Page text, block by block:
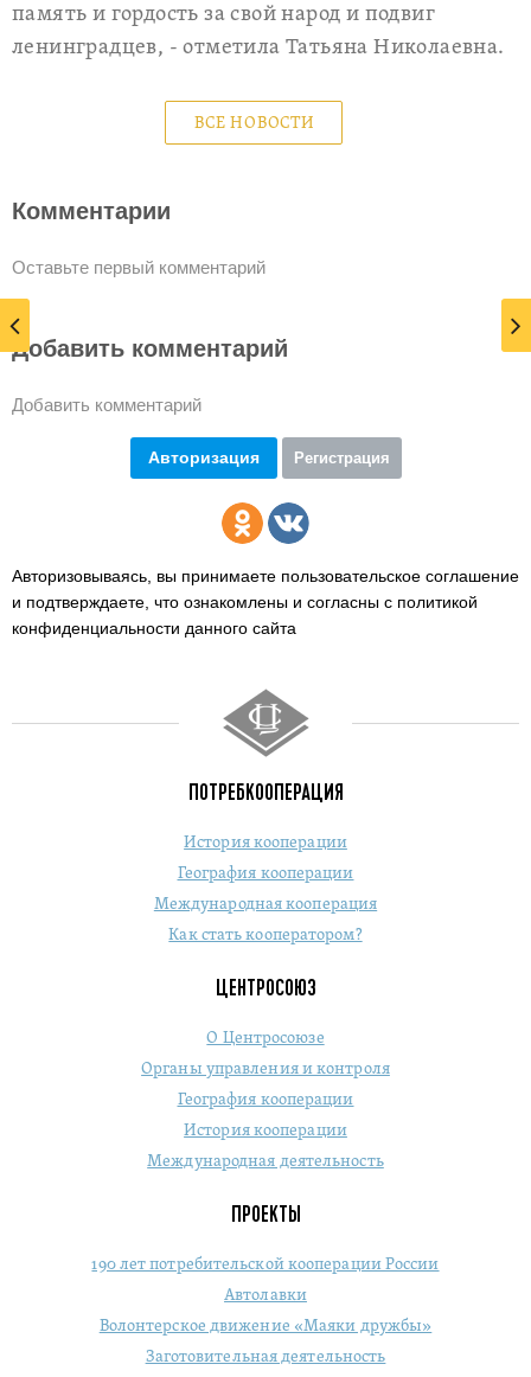
память и гордость за свой народ и подвиг
ленинградцев, - отметила Татьяна Николаевна.
ВСЕ НОВОСТИ
Комментарии
Оставьте первый комментарий
Добавить комментарий
Добавить комментарий
Авторизация Регистрация
Авторизовываясь, вы принимаете пользовательское соглашение
и подтверждаете, что ознакомлены и согласны с политикой
конфиденциальности данного сайта
ПОТРЕБКООПЕРАЦИЯ
История кооперации
География кооперации
Международная кооперация
Как стать кооператором?
ЦЕНТРОСОЮЗ
О Центросоюзе
Органы управления и контроля
География кооперации
История кооперации
Международная деятельность
ПРОЕКТЫ
190 лет потребительской кооперации России
Автолавки
Волонтерское движение «Маяки дружбы»
Заготовительная деятельность